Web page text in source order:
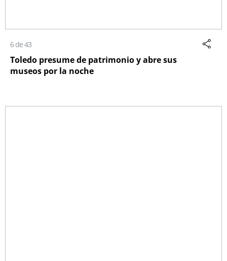
6 de 43
Toledo presume de patrimonio y abre sus
museos por la noche